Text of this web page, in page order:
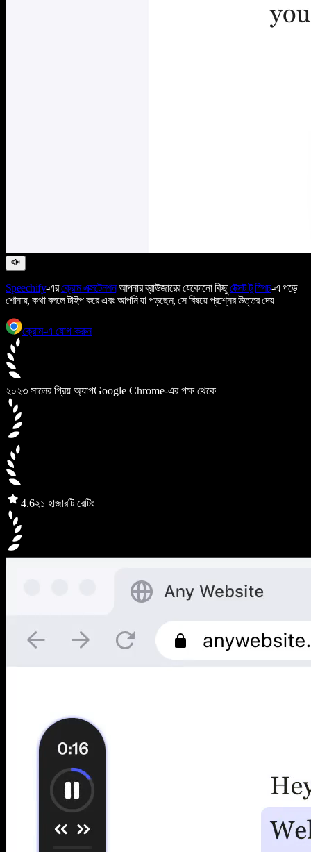
Speechify-এরক্রোম এক্সটেনশনআপনার ব্রাউজারের যেকোনো কিছুটেক্সট টু স্পিচ-এ পড়ে
শোনায়, কথা বললে টাইপ করে এবং আপনি যা পড়ছেন, সে বিষয়ে প্রশ্নের উত্তর দেয়
ক্রোম-এ যোগ করুন
২০২৩ সালের প্রিয় অ্যাপGoogle Chrome-এর পক্ষ থেকে
4.6২১ হাজারটি রেটিং